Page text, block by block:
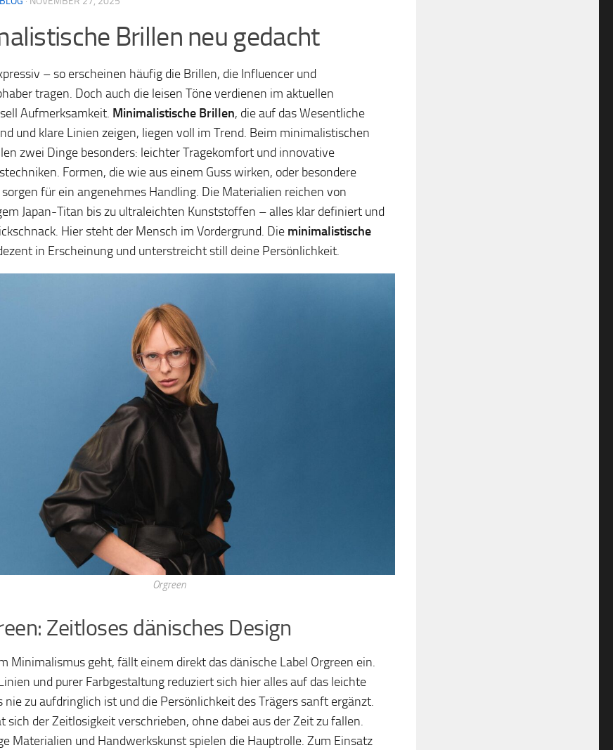
Brillen neu gedacht
– so erscheinen häufig die Brillen, die Influencer und
tragen. Doch auch die leisen Töne verdienen im aktuellen
Aufmerksamkeit. Minimalistische Brillen, die auf das Wesentliche
und klare Linien zeigen, liegen voll im Trend. Beim minimalistischen
zwei Dinge besonders: leichter Tragekomfort und innovative
Formen, die wie aus einem Guss wirken, oder besondere
für ein angenehmes Handling. Die Materialien reichen von
Japan-Titan bis zu ultraleichten Kunststoffen – alles klar definiert und
Hier steht der Mensch im Vordergrund. Die minimalistische
in Erscheinung und unterstreicht still deine Persönlichkeit.
Orgreen
Zeitloses dänisches Design
Minimalismus geht, fällt einem direkt das dänische Label Orgreen ein.
und purer Farbgestaltung reduziert sich hier alles auf das leichte
nie zu aufdringlich ist und die Persönlichkeit des Trägers sanft ergänzt.
sich der Zeitlosigkeit verschrieben, ohne dabei aus der Zeit zu fallen.
Materialien und Handwerkskunst spielen die Hauptrolle. Zum Einsatz